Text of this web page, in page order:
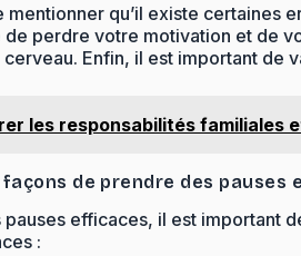
mentionner qu’il existe certaines
de perdre votre motivation et de
Enfin, il est important de
les responsabilités familiales
de prendre des pauses
efficaces, il est important
: